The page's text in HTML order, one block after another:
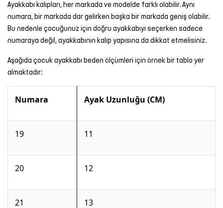
Ayakkabı kalıpları, her markada ve modelde farklı olabilir. Aynı
numara, bir markada dar gelirken başka bir markada geniş olabilir.
Bu nedenle çocuğunuz için doğru ayakkabıyı seçerken sadece
numaraya değil, ayakkabının kalıp yapısına da dikkat etmelisiniz.
Aşağıda çocuk ayakkabı beden ölçümleri için örnek bir tablo yer
almaktadır:
Numara Ayak Uzunluğu (CM)
19 11
20 12
21 13